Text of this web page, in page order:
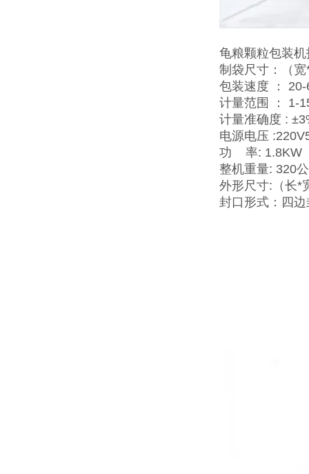
龟粮颗粒包装
制袋尺寸：（
包装速度 ：
计量范围 ： 1-
计量准确度 :
电源电压
功 率: 1.8KW
整机重量: 320
外形尺寸:（长*
封口形式：四